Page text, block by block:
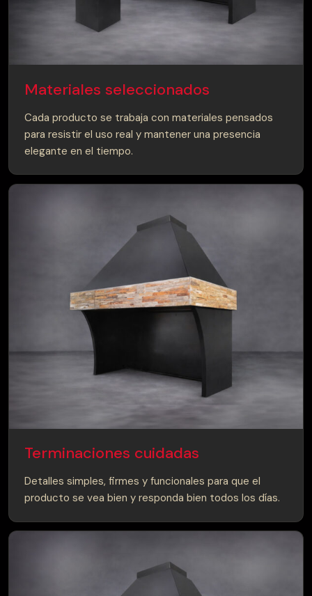
Materiales seleccionados
Cada producto se trabaja con materiales pensados
para resistir el uso real y mantener una presencia
elegante en el tiempo.
Terminaciones cuidadas
Detalles simples, firmes y funcionales para que el
producto se vea bien y responda bien todos los días.